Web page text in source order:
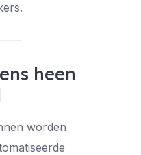
heen
worden